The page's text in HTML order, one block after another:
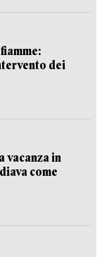
dei
vacanza in
come